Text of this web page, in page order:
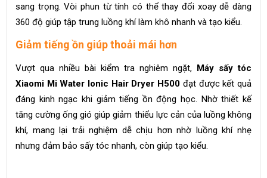
sang trọng. Vòi phun từ tính có thể thay đổi xoay dễ dàng
360 độ giúp tập trung luồng khí làm khô nhanh và tạo kiểu.
Giảm tiếng ồn giúp thoải mái hơn
Vượt qua nhiều bài kiểm tra nghiêm ngặt, Máy sấy tóc
Xiaomi Mi Water Ionic Hair Dryer H500 đạt được kết quả
đáng kinh ngạc khi giảm tiếng ồn động học. Nhờ thiết kế
tăng cường ống gió giúp giảm thiểu lực cản của luồng không
khí, mang lại trải nghiệm dễ chịu hơn nhờ luồng khí nhẹ
nhưng đảm bảo sấy tóc nhanh, còn giúp tạo kiểu.